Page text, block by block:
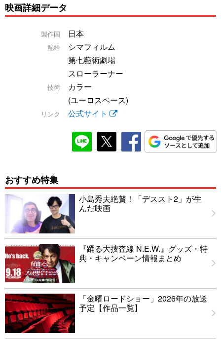
映画詳細データ
製作国 日本
配給
シマフィルム
第七藝術劇場
スローラーナー
技術
カラー
(ユーロスペース)
リンク 公式サイト
おすすめ特集
小島秀夫絶賛！「デススト2」が生
んだ映画
『踊る大捜査線 N.E.W.』グッズ・特
典・キャンペーン情報まとめ
「金曜ロードショー」2026年の放送
予定【作品一覧】